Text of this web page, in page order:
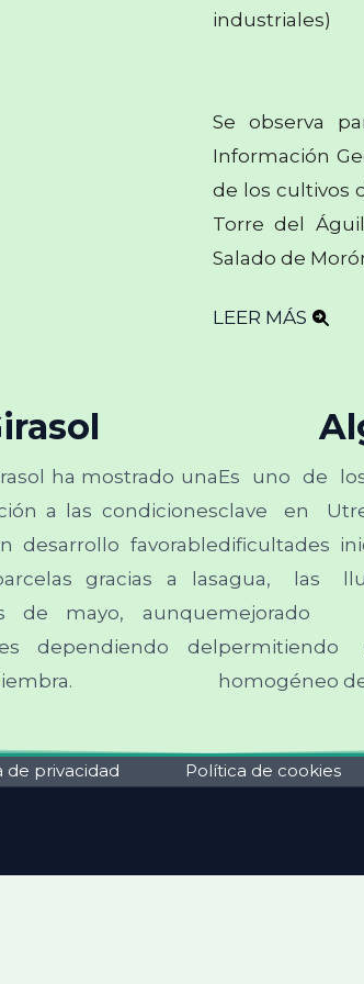
industriales)
Se observa
Información
de los cultivos
Torre del
Salado de
LEER MÁS
ha mostrado una
a las condiciones
desarrollo favorable
gracias a las
de mayo, aunque
dependiendo del
Es uno de
clave en
dificultades
agua, las
mejorado
homogéneo
de privacidad Política de cookies